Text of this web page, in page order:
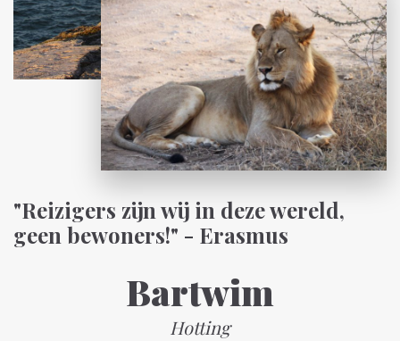
"Reizigers zijn wij in deze wereld,
geen bewoners!" - Erasmus
Bartwim
Hotting